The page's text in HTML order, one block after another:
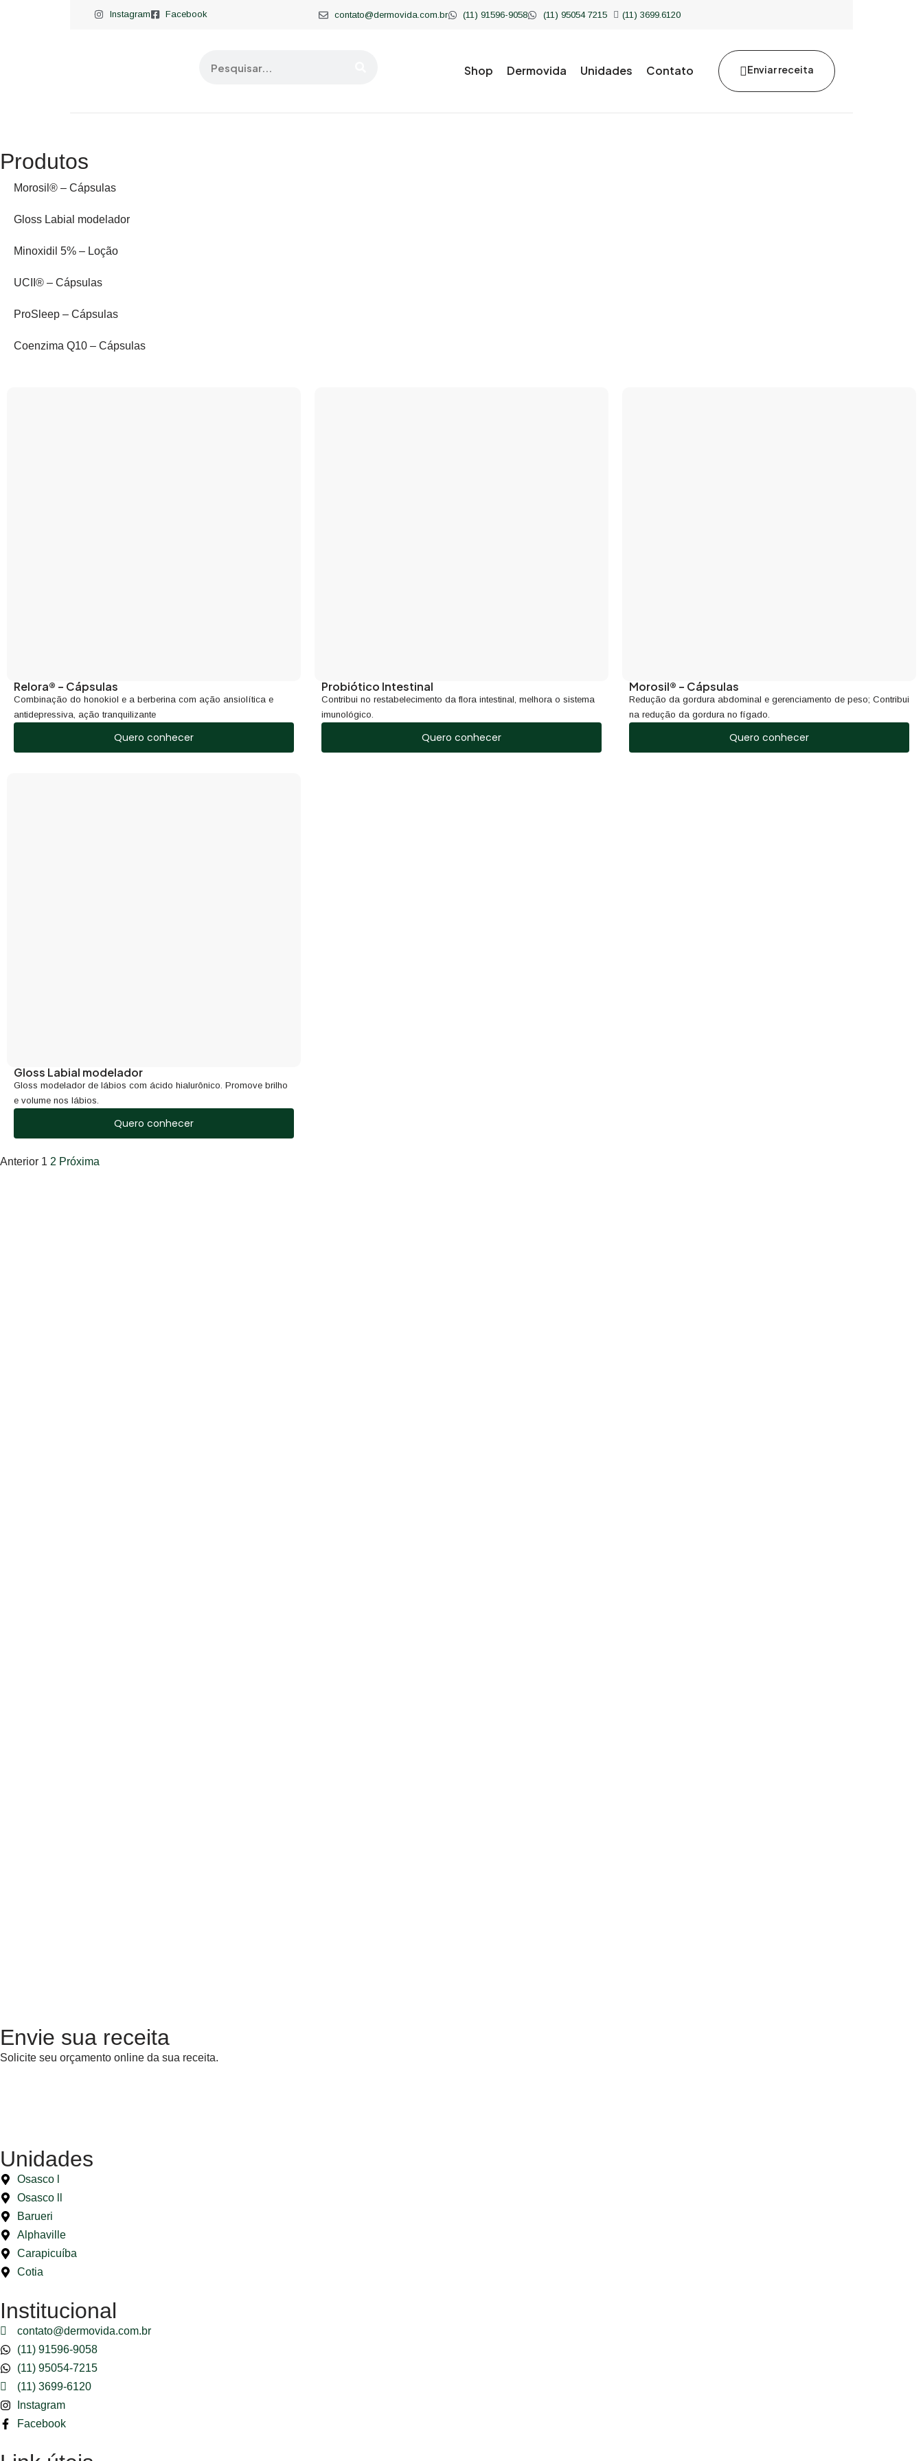
Instagram Facebook contato@dermovida.com.br (11) 91596-9058 (11) 95054 7215 (11) 3699.6120
Shop Dermovida Unidades Contato Enviar receita
Produtos
Morosil® – Cápsulas
Gloss Labial modelador
Minoxidil 5% – Loção
UCII® – Cápsulas
ProSleep – Cápsulas
Coenzima Q10 – Cápsulas
Relora® – Cápsulas
Combinação do honokiol e a berberina com ação ansiolítica e
antidepressiva, ação tranquilizante
Quero conhecer
Probiótico Intestinal
Contribui no restabelecimento da flora intestinal, melhora o sistema
imunológico.
Quero conhecer
Morosil® – Cápsulas
Redução da gordura abdominal e gerenciamento de peso; Contribui
na redução da gordura no fígado.
Quero conhecer
Gloss Labial modelador
Gloss modelador de lábios com ácido hialurônico. Promove brilho
e volume nos lábios.
Quero conhecer
Anterior 1 2 Próxima
Envie sua receita
Solicite seu orçamento online da sua receita.
Unidades
Osasco l
Osasco ll
Barueri
Alphaville
Carapicuíba
Cotia
Institucional
contato@dermovida.com.br
(11) 91596-9058
(11) 95054-7215
(11) 3699-6120
Instagram
Facebook